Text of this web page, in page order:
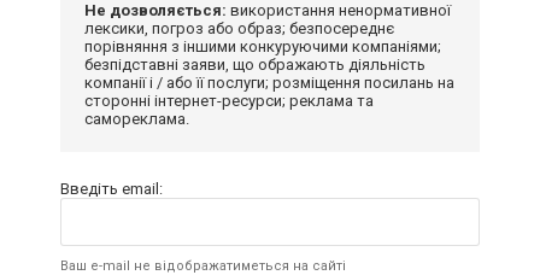
Не дозволяється: використання ненормативної
лексики, погроз або образ; безпосереднє
порівняння з іншими конкуруючими компаніями;
безпідставні заяви, що ображають діяльність
компанії і / або її послуги; розміщення посилань на
сторонні інтернет-ресурси; реклама та
самореклама.
Введіть email:
Ваш e-mail не відображатиметься на сайті